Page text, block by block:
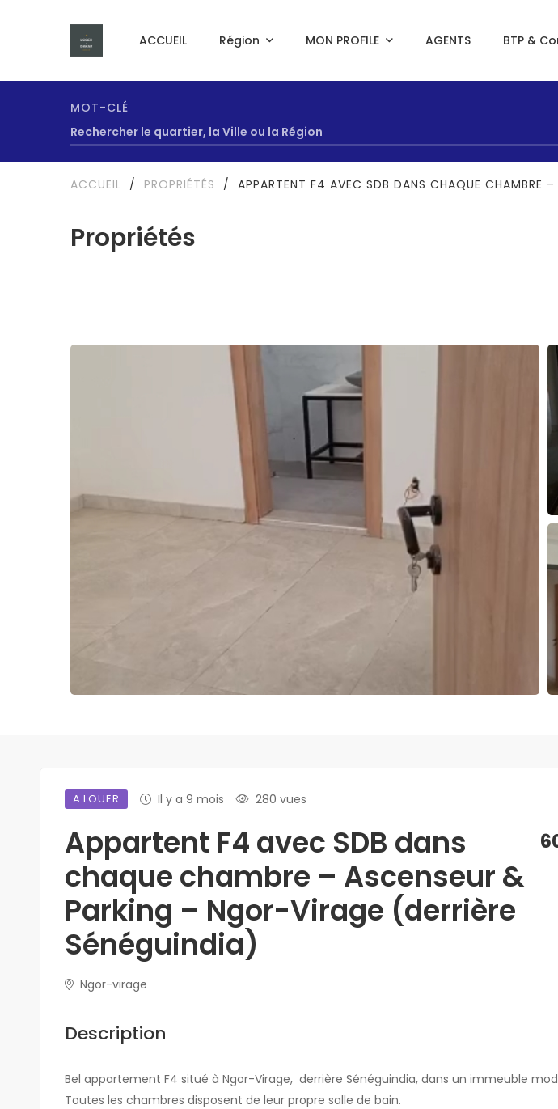
ACCUEIL Région MON PROFILE AGENTS BTP &
MOT-CLÉ
Propriétés
ACCUEIL / PROPRIÉTÉS / APPARTENT F4 AVEC SDB DANS CHAQUE CHAMBRE
A LOUER Il y a 9 mois 280 vues
Appartent F4 avec SDB dans
chaque chambre – Ascenseur &
Parking – Ngor-Virage (derrière
Sénéguindia)
Ngor-virage
Description
Bel appartement F4 situé à Ngor-Virage, derrière Sénéguindia, dans un immeuble
Toutes les chambres disposent de leur propre salle de bain.